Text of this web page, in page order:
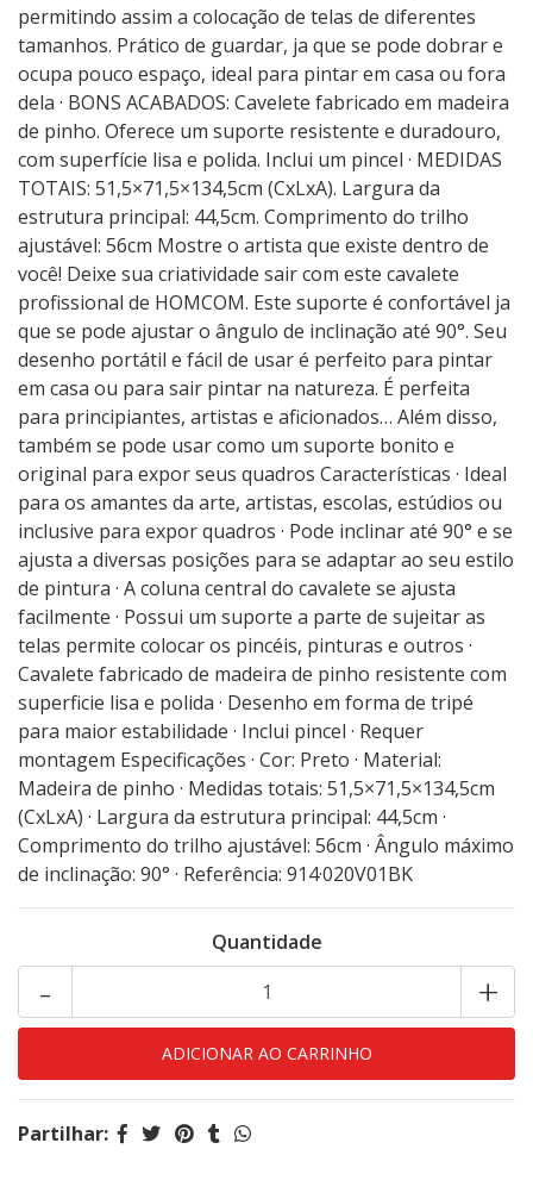
permitindo assim a colocação de telas de diferentes
tamanhos. Prático de guardar, ja que se pode dobrar e
ocupa pouco espaço, ideal para pintar em casa ou fora
dela · BONS ACABADOS: Cavelete fabricado em madeira
de pinho. Oferece um suporte resistente e duradouro,
com superfície lisa e polida. Inclui um pincel · MEDIDAS
TOTAIS: 51,5×71,5×134,5cm (CxLxA). Largura da
estrutura principal: 44,5cm. Comprimento do trilho
ajustável: 56cm Mostre o artista que existe dentro de
você! Deixe sua criatividade sair com este cavalete
profissional de HOMCOM. Este suporte é confortável ja
que se pode ajustar o ângulo de inclinação até 90°. Seu
desenho portátil e fácil de usar é perfeito para pintar
em casa ou para sair pintar na natureza. É perfeita
para principiantes, artistas e aficionados… Além disso,
também se pode usar como um suporte bonito e
original para expor seus quadros Características · Ideal
para os amantes da arte, artistas, escolas, estúdios ou
inclusive para expor quadros · Pode inclinar até 90° e se
ajusta a diversas posições para se adaptar ao seu estilo
de pintura · A coluna central do cavalete se ajusta
facilmente · Possui um suporte a parte de sujeitar as
telas permite colocar os pincéis, pinturas e outros ·
Cavalete fabricado de madeira de pinho resistente com
superficie lisa e polida · Desenho em forma de tripé
para maior estabilidade · Inclui pincel · Requer
montagem Especificações · Cor: Preto · Material:
Madeira de pinho · Medidas totais: 51,5×71,5×134,5cm
(CxLxA) · Largura da estrutura principal: 44,5cm ·
Comprimento do trilho ajustável: 56cm · Ângulo máximo
de inclinação: 90° · Referência: 914·020V01BK
Quantidade
+
-
Partilhar: